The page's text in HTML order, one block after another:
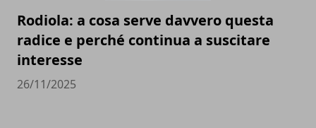
Rodiola: a cosa serve davvero questa
radice e perché continua a suscitare
interesse
26/11/2025